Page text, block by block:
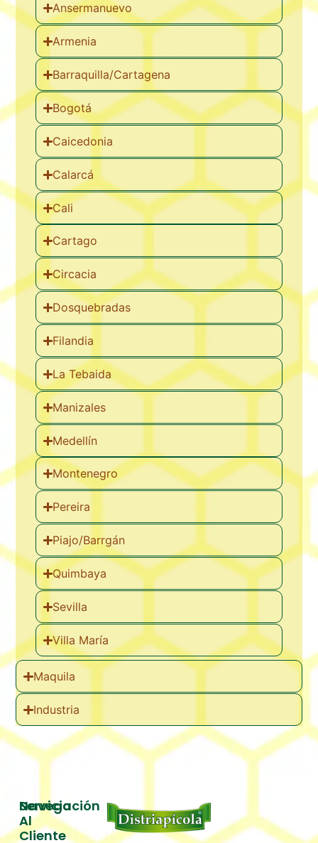
Ansermanuevo
Armenia
Barraquilla/Cartagena
Bogotá
Caicedonia
Calarcá
Cali
Cartago
Circacia
Dosquebradas
Filandia
La Tebaida
Manizales
Medellín
Montenegro
Pereira
Piajo/Barrgán
Quimbaya
Sevilla
Villa María
Maquila
Industria
Servicio
Al
Cliente
Navegación
Inicio